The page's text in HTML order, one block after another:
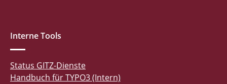
Interne Tools
Status GITZ-Dienste
Handbuch für TYPO3 (Intern)